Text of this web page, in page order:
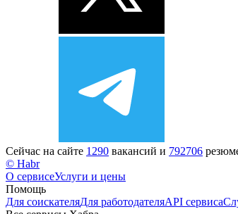
Сейчас на сайте 1290 вакансий и 792706
© Habr
О сервисеУслуги и цены
Помощь
Для соискателяДля работодателяAPI сервиса